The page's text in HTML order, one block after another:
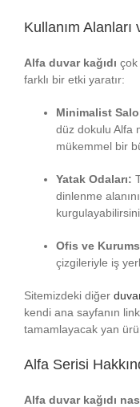
Kullanım Alanları
Alfa duvar kağıdı çok
farklı bir etki yaratır:
Minimalist
düz dokulu Alfa
mükemmel bir
Yatak Odaları:
dinlenme
Ofis ve
çizgileriyle iş
Sitemizdeki diğer
kendi ana sayfanın
tamamlayacak yan
Alfa Serisi
Alfa duvar kağıdı